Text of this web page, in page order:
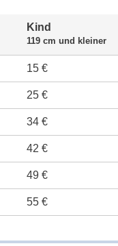
Kind
119 cm und kleiner
15 €
25 €
34 €
42 €
49 €
55 €